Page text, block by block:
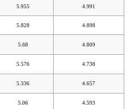
5.955 4.991
5.828 4.898
5.68 4.809
5.576 4.738
5.336 4.657
5.06 4.593